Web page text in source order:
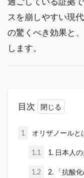
スを崩しやすい現
の驚くべき効果と
します。
目次
1 オリザノールと
1.1 1. 日本人
1.2 2. 「抗酸